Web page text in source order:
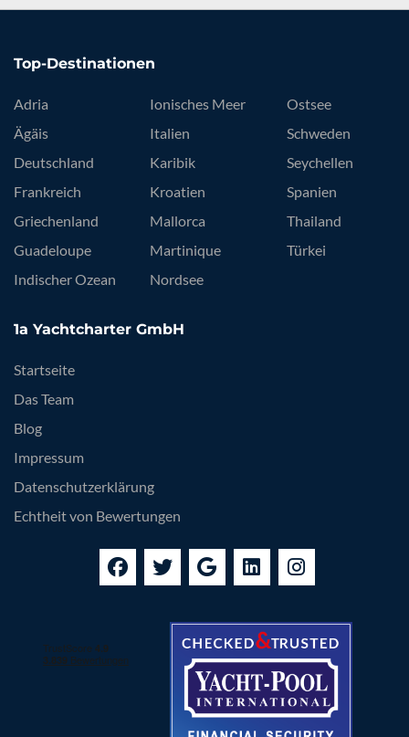
Top-Destinationen
Adria
Ägäis
Deutschland
Frankreich
Griechenland
Guadeloupe
Indischer Ozean
Ionisches Meer
Italien
Karibik
Kroatien
Mallorca
Martinique
Nordsee
Ostsee
Schweden
Seychellen
Spanien
Thailand
Türkei
1a Yachtcharter GmbH
Startseite
Das Team
Blog
Impressum
Datenschutzerklärung
Echtheit von Bewertungen